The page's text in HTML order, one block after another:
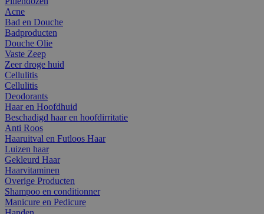
Acne
Bad en Douche
Badproducten
Douche Olie
Vaste Zeep
Zeer droge huid
Cellulitis
Cellulitis
Deodorants
Haar en Hoofdhuid
Beschadigd haar en hoofdirritatie
Anti Roos
Haaruitval en Futloos Haar
Luizen haar
Gekleurd Haar
Haarvitaminen
Overige Producten
Shampoo en conditionner
Manicure en Pedicure